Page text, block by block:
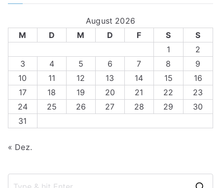
August 2026
M
D M D F S
S
1
2
3
4 5 6 7 8
9
10
11 12 13 14 15
16
17
18 19 20 21 22
23
24
25 26 27 28 29
30
31
« Dez.